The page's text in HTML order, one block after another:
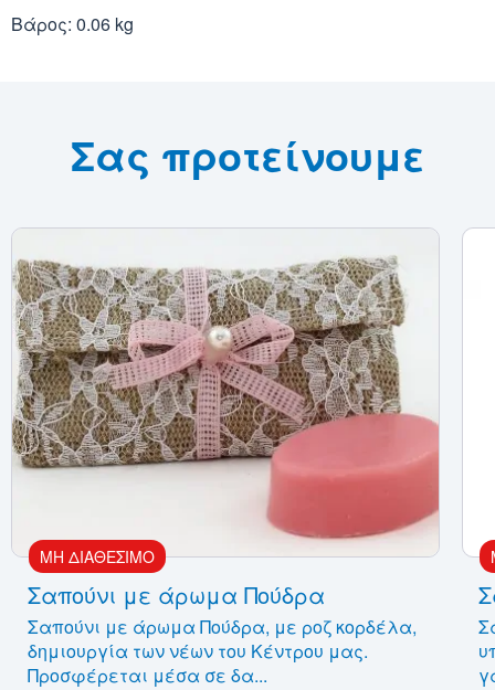
Βάρος: 0.06 kg
Σας προτείνουμε
ΜΗ ΔΙΑΘΕΣΙΜΟ
Σαπούνι με άρωμα Πούδρα
Σαπούνι με άρωμα Πούδρα, με ροζ κορδέλα,
δημιουργία των νέων του Κέντρου μας.
Προσφέρεται μέσα σε δα...